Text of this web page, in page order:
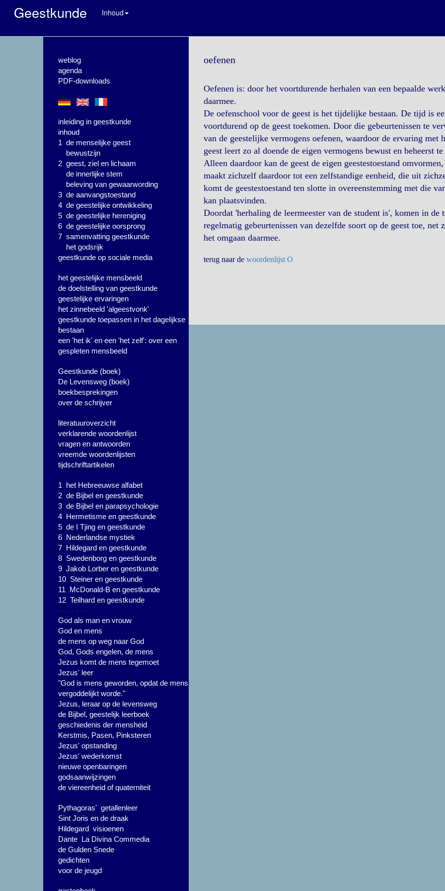
Geestkunde Inhoud
weblog
agenda
PDF-downloads
inleiding in geestkunde
inhoud
1 de menselijke geest
bewustzijn
2 geest, ziel en lichaam
de innerlijke stem
beleving van gewaarwording
3 de aanvangstoestand
4 de geestelijke ontwikkeling
5 de geestelijke hereniging
6 de geestelijke oorsprong
7 samenvatting geestkunde
het godsrijk
geestkunde op sociale media
het geestelijke mensbeeld
de doelstelling van geestkunde
geestelijke ervaringen
het zinnebeeld 'algeestvonk'
geestkunde toepassen in het dagelijkse
bestaan
een 'het ik' en een 'het zelf': over een
gespleten mensbeeld
Geestkunde (boek)
De Levensweg (boek)
boekbesprekingen
over de schrijver
literatuuroverzicht
verklarende woordenlijst
vragen en antwoorden
vreemde woordenlijsten
tijdschriftartikelen
1 het Hebreeuwse alfabet
2 de Bijbel en geestkunde
3 de Bijbel en parapsychologie
4 Hermetisme en geestkunde
5 de I Tjing en geestkunde
6 Nederlandse mystiek
7 Hildegard en geestkunde
8 Swedenborg en geestkunde
9 Jakob Lorber en geestkunde
10 Steiner en geestkunde
11 McDonald-B en geestkunde
12 Teilhard en geestkunde
- - - - - - -
God als man en vrouw
God en mens
de mens op weg naar God
God, Gods engelen, de mens
Jezus komt de mens tegemoet
Jezus' leer
"God is mens geworden, opdat de mens
vergoddelijkt worde."
Jezus, leraar op de levensweg
de Bijbel, geestelijk leerboek
geschiedenis der mensheid
Kerstmis, Pasen, Pinksteren
Jezus' opstanding
Jezus' wederkomst
nieuwe openbaringen
godsaanwijzingen
de viereenheid of quaterniteit
Pythagoras' getallenleer
Sint Joris en de draak
Hildegard visioenen
Dante La Divina Commedia
de Gulden Snede
gedichten
voor de jeugd
oefenen
Oefenen is: door het voortdurende herhalen van een bepaalde
daarmee.
De oefenschool voor de geest is het tijdelijke bestaan. De tijd is
voortdurend op de geest toekomen. Door die gebeurtenissen te
van de geestelijke vermogens oefenen, waardoor de ervaring met
geest leert zo al doende de eigen vermogens bewust en beheerst
Alleen daardoor kan de geest de eigen geestestoestand
maakt zichzelf daardoor tot een zelfstandige eenheid, die uit
komt de geestestoestand ten slotte in overeenstemming met die
kan plaatsvinden.
Doordat 'herhaling de leermeester van de student is', komen in de
regelmatig gebeurtenissen van dezelfde soort op de geest toe,
het omgaan daarmee.
terug naar de woordenlijst O